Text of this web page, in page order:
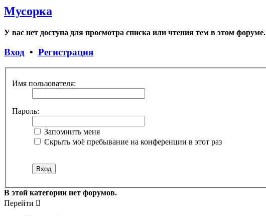
Мусорка
У вас нет доступа для просмотра списка или чтения тем в этом форуме.
Вход • Регистрация
Имя пользователя:
Пароль:
Запомнить меня
Скрыть моё пребывание на конференции в этот раз
В этой категории нет форумов.
Перейти